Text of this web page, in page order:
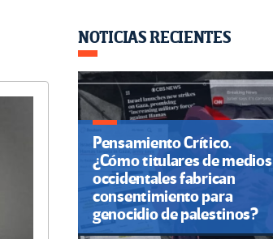
NOTICIAS RECIENTES
Pensamiento Crítico.
¿Cómo titulares de medios
occidentales fabrican
consentimiento para
genocidio de palestinos?